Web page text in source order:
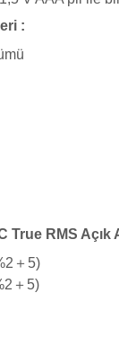
:
True RMS Açık
＋5)
＋5)